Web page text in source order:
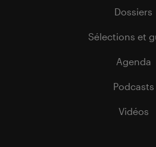
Dossiers
Sélections et
Agenda
Podcasts
Vidéos